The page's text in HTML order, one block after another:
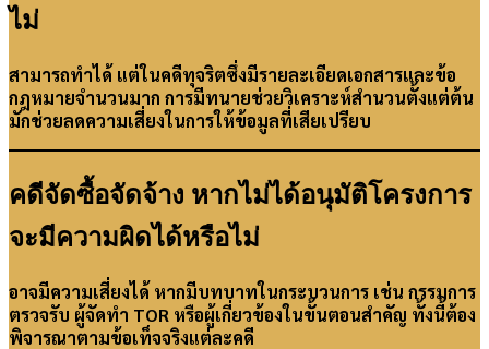
ไม่
สามารถทำได้ แต่ในคดีทุจริตซึ่งมีรายละเอียดเอกสารและข้อ
กฎหมายจำนวนมาก การมีทนายช่วยวิเคราะห์สำนวนตั้งแต่ต้น
มักช่วยลดความเสี่ยงในการให้ข้อมูลที่เสียเปรียบ
คดีจัดซื้อจัดจ้าง หากไม่ได้อนุมัติโครงการ
จะมีความผิดได้หรือไม่
อาจมีความเสี่ยงได้ หากมีบทบาทในกระบวนการ เช่น กรรมการ
ตรวจรับ ผู้จัดทำ TOR หรือผู้เกี่ยวข้องในขั้นตอนสำคัญ ทั้งนี้ต้อง
พิจารณาตามข้อเท็จจริงแต่ละคดี